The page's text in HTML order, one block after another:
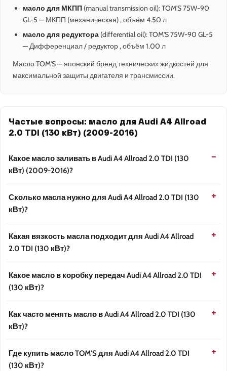
масло для МКПП (manual transmission oil): TOM'S 75W-90
GL-5 — МКПП (механическая) , объём 4.50 л
масло для редуктора (differential oil): TOM'S 75W-90 GL-5
— Дифференциал / редуктор , объём 1.00 л
Масло TOM'S — японский бренд технических жидкостей для
максимальной защиты двигателя и трансмиссии.
Частые вопросы: масло для Audi A4 Allroad
2.0 TDI (130 кВт) (2009-2016)
Какое масло заливать в Audi A4 Allroad 2.0 TDI (130
кВт) (2009-2016)?
Сколько масла нужно для Audi A4 Allroad 2.0 TDI (130
кВт)?
Какая вязкость масла подходит для Audi A4 Allroad
2.0 TDI (130 кВт)?
Какое масло в коробку передач Audi A4 Allroad 2.0 TDI
(130 кВт)?
Как часто менять масло в Audi A4 Allroad 2.0 TDI (130
кВт)?
Где купить масло TOM'S для Audi A4 Allroad 2.0 TDI
(130 кВт)?